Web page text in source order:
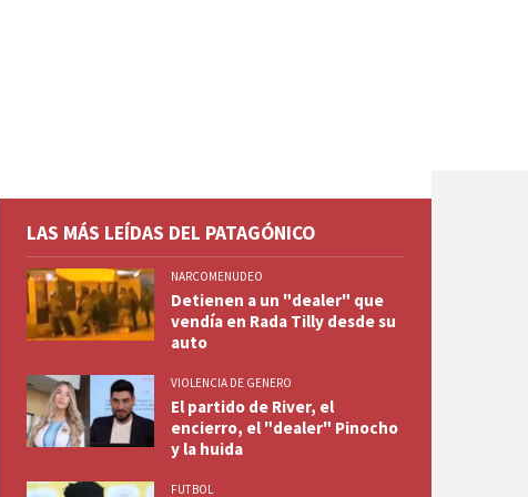
LAS MÁS LEÍDAS DEL PATAGÓNICO
NARCOMENUDEO
Detienen a un "dealer" que
vendía en Rada Tilly desde su
auto
VIOLENCIA DE GENERO
El partido de River, el
encierro, el "dealer" Pinocho
y la huida
FUTBOL